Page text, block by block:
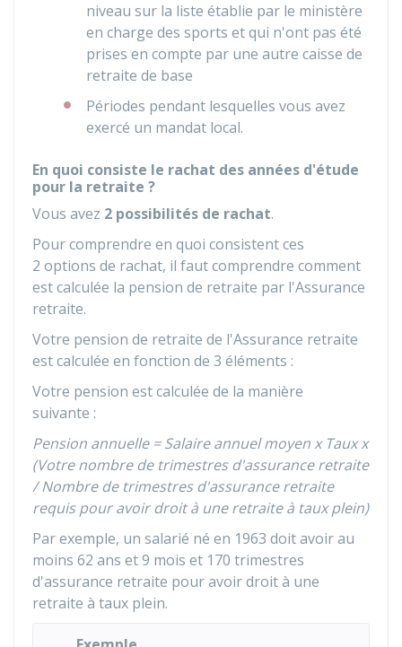
niveau sur la liste établie par le ministère
en charge des sports et qui n'ont pas été
prises en compte par une autre caisse de
retraite de base
Périodes pendant lesquelles vous avez
exercé un mandat local.
En quoi consiste le rachat des années d'étude
pour la retraite ?
Vous avez 2 possibilités de rachat.
Pour comprendre en quoi consistent ces
2 options de rachat, il faut comprendre comment
est calculée la pension de retraite par l'Assurance
retraite.
Votre pension de retraite de l'Assurance retraite
est calculée en fonction de 3 éléments :
Votre pension est calculée de la manière
suivante :
Pension annuelle = Salaire annuel moyen x Taux x
(Votre nombre de trimestres d'assurance retraite
/ Nombre de trimestres d'assurance retraite
requis pour avoir droit à une retraite à taux plein)
Par exemple, un salarié né en 1963 doit avoir au
moins 62 ans et 9 mois et 170 trimestres
d'assurance retraite pour avoir droit à une
retraite à taux plein.